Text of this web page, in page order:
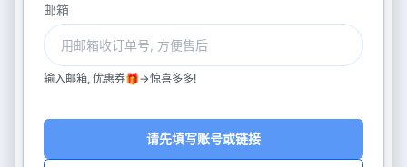
邮箱
输入邮箱, 优惠券🎁->惊喜多多!
请先填写账号或链接